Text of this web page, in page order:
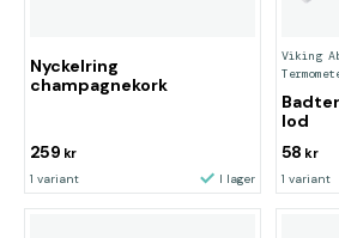
Nyckelring
champagnekork
259 kr
1 variant I lager
Viking
lod
58 kr
1 variant